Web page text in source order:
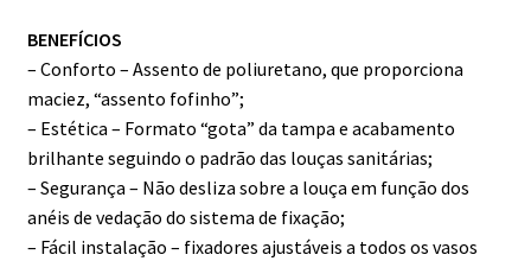
BENEFÍCIOS
– Conforto – Assento de poliuretano, que proporciona
maciez, “assento fofinho”;
– Estética – Formato “gota” da tampa e acabamento
brilhante seguindo o padrão das louças sanitárias;
– Segurança – Não desliza sobre a louça em função dos
anéis de vedação do sistema de fixação;
– Fácil instalação – fixadores ajustáveis a todos os vasos